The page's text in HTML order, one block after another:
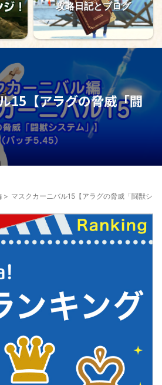
攻略日記とブログ
15【アラグの脅威「闘
> マスクカーニバル15【アラグの脅威「闘獣シス